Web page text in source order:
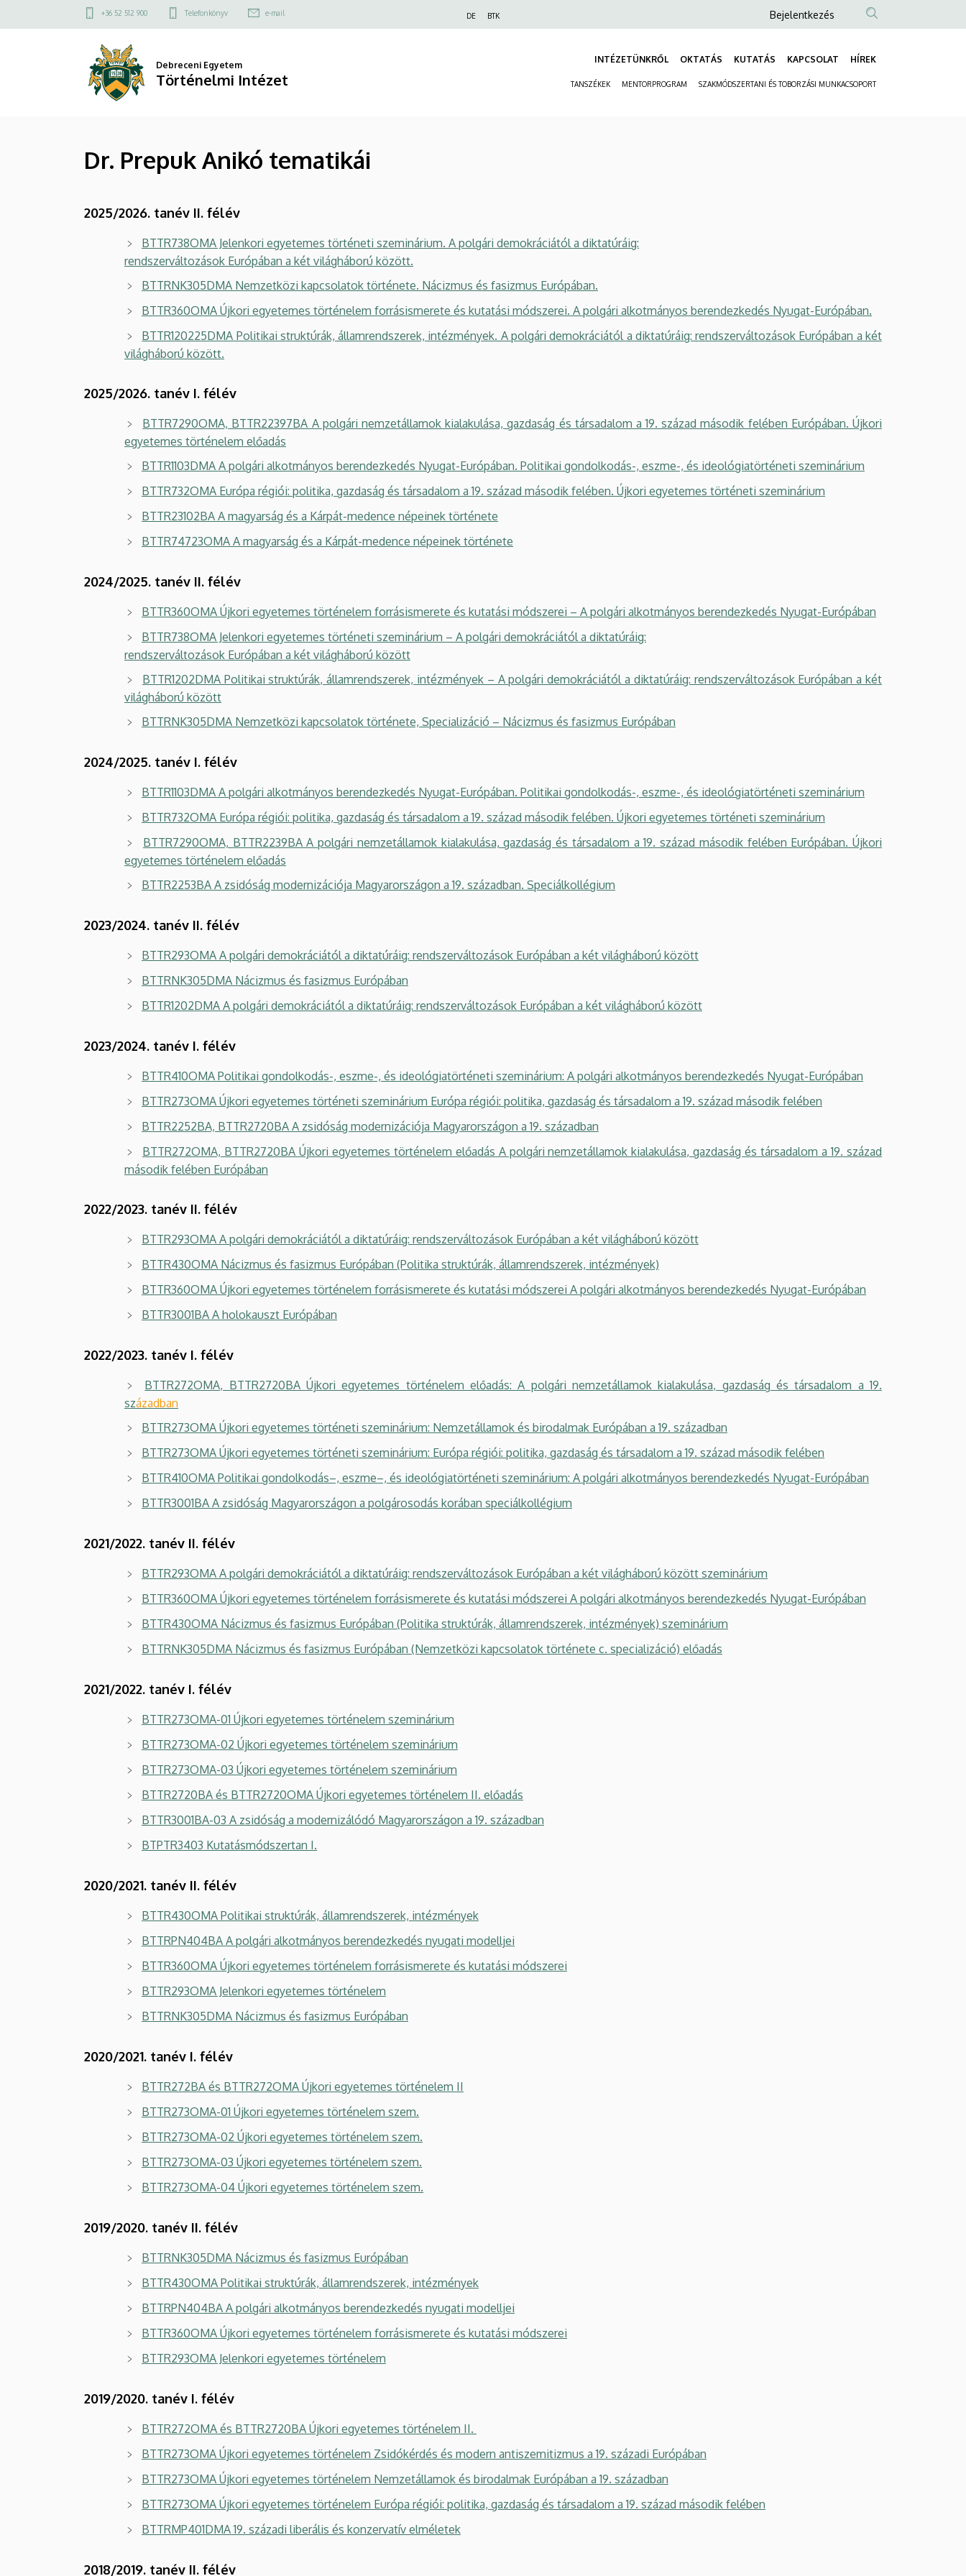
tematikái
Történelmi
a
Felső
menü
+36 52 512 900 Telefonkönyv e-mail DE BTK
Anonim
fiók
menüje
Bejelentkezés
Debreceni Egyetem
Történelmi Intézet
INTÉZETÜNKRŐL OKTATÁS KUTATÁS KAPCSOLAT HÍREK
TANSZÉKEK MENTORPROGRAM SZAKMÓDSZERTANI ÉS TOBORZÁSI MUNKACSOPORT
Dr. Prepuk Anikó tematikái
2025/2026. tanév II. félév
BTTR738OMA Jelenkori egyetemes történeti szeminárium. A polgári demokráciától a diktatúráig:
rendszerváltozások Európában a két világháború között.
BTTRNK305DMA Nemzetközi kapcsolatok története. Nácizmus és fasizmus Európában.
BTTR360OMA Újkori egyetemes történelem forrásismerete és kutatási módszerei. A polgári alkotmányos berendezkedés Nyugat-Európában.
BTTR120225DMA Politikai struktúrák, államrendszerek, intézmények. A polgári demokráciától a diktatúráig: rendszerváltozások Európában a két
világháború között.
2025/2026. tanév I. félév
BTTR7290OMA, BTTR22397BA A polgári nemzetállamok kialakulása, gazdaság és társadalom a 19. század második felében Európában. Újkori
egyetemes történelem előadás
BTTR1103DMA A polgári alkotmányos berendezkedés Nyugat-Európában. Politikai gondolkodás-, eszme-, és ideológiatörténeti szeminárium
BTTR732OMA Európa régiói: politika, gazdaság és társadalom a 19. század második felében. Újkori egyetemes történeti szeminárium
BTTR23102BA A magyarság és a Kárpát-medence népeinek története
BTTR74723OMA A magyarság és a Kárpát-medence népeinek története
2024/2025. tanév II. félév
BTTR360OMA Újkori egyetemes történelem forrásismerete és kutatási módszerei – A polgári alkotmányos berendezkedés Nyugat-Európában
BTTR738OMA Jelenkori egyetemes történeti szeminárium – A polgári demokráciától a diktatúráig:
rendszerváltozások Európában a két világháború között
BTTR1202DMA Politikai struktúrák, államrendszerek, intézmények – A polgári demokráciától a diktatúráig: rendszerváltozások Európában a két
világháború között
BTTRNK305DMA Nemzetközi kapcsolatok története, Specializáció – Nácizmus és fasizmus Európában
2024/2025. tanév I. félév
BTTR1103DMA A polgári alkotmányos berendezkedés Nyugat-Európában. Politikai gondolkodás-, eszme-, és ideológiatörténeti szeminárium
BTTR732OMA Európa régiói: politika, gazdaság és társadalom a 19. század második felében. Újkori egyetemes történeti szeminárium
BTTR7290OMA, BTTR2239BA A polgári nemzetállamok kialakulása, gazdaság és társadalom a 19. század második felében Európában. Újkori
egyetemes történelem előadás
BTTR2253BA A zsidóság modernizációja Magyarországon a 19. században. Speciálkollégium
2023/2024. tanév II. félév
BTTR293OMA A polgári demokráciától a diktatúráig: rendszerváltozások Európában a két világháború között
BTTRNK305DMA Nácizmus és fasizmus Európában
BTTR1202DMA A polgári demokráciától a diktatúráig: rendszerváltozások Európában a két világháború között
2023/2024. tanév I. félév
BTTR410OMA Politikai gondolkodás-, eszme-, és ideológiatörténeti szeminárium: A polgári alkotmányos berendezkedés Nyugat-Európában
BTTR273OMA Újkori egyetemes történeti szeminárium Európa régiói: politika, gazdaság és társadalom a 19. század második felében
BTTR2252BA, BTTR2720BA A zsidóság modernizációja Magyarországon a 19. században
BTTR272OMA, BTTR2720BA Újkori egyetemes történelem előadás A polgári nemzetállamok kialakulása, gazdaság és társadalom a 19. század
második felében Európában
2022/2023. tanév II. félév
BTTR293OMA A polgári demokráciától a diktatúráig: rendszerváltozások Európában a két világháború között
BTTR430OMA Nácizmus és fasizmus Európában (Politika struktúrák, államrendszerek, intézmények)
BTTR360OMA Újkori egyetemes történelem forrásismerete és kutatási módszerei A polgári alkotmányos berendezkedés Nyugat-Európában
BTTR3001BA A holokauszt Európában
2022/2023. tanév I. félév
BTTR272OMA, BTTR2720BA Újkori egyetemes történelem előadás: A polgári nemzetállamok kialakulása, gazdaság és társadalom a 19.
században
BTTR273OMA Újkori egyetemes történeti szeminárium: Nemzetállamok és birodalmak Európában a 19. században
BTTR273OMA Újkori egyetemes történeti szeminárium: Európa régiói: politika, gazdaság és társadalom a 19. század második felében
BTTR410OMA Politikai gondolkodás–, eszme–, és ideológiatörténeti szeminárium: A polgári alkotmányos berendezkedés Nyugat-Európában
BTTR3001BA A zsidóság Magyarországon a polgárosodás korában speciálkollégium
2021/2022. tanév II. félév
BTTR293OMA A polgári demokráciától a diktatúráig: rendszerváltozások Európában a két világháború között szeminárium
BTTR360OMA Újkori egyetemes történelem forrásismerete és kutatási módszerei A polgári alkotmányos berendezkedés Nyugat-Európában
BTTR430OMA Nácizmus és fasizmus Európában (Politika struktúrák, államrendszerek, intézmények) szeminárium
BTTRNK305DMA Nácizmus és fasizmus Európában (Nemzetközi kapcsolatok története c. specializáció) előadás
2021/2022. tanév I. félév
BTTR273OMA-01 Újkori egyetemes történelem szeminárium
BTTR273OMA-02 Újkori egyetemes történelem szeminárium
BTTR273OMA-03 Újkori egyetemes történelem szeminárium
BTTR2720BA és BTTR2720OMA Újkori egyetemes történelem II. előadás
BTTR3001BA-03 A zsidóság a modernizálódó Magyarországon a 19. században
BTPTR3403 Kutatásmódszertan I.
2020/2021. tanév II. félév
BTTR430OMA Politikai struktúrák, államrendszerek, intézmények
BTTRPN404BA A polgári alkotmányos berendezkedés nyugati modelljei
BTTR360OMA Újkori egyetemes történelem forrásismerete és kutatási módszerei
BTTR293OMA Jelenkori egyetemes történelem
BTTRNK305DMA Nácizmus és fasizmus Európában
2020/2021. tanév I. félév
BTTR272BA és BTTR272OMA Újkori egyetemes történelem II
BTTR273OMA-01 Újkori egyetemes történelem szem.
BTTR273OMA-02 Újkori egyetemes történelem szem.
BTTR273OMA-03 Újkori egyetemes történelem szem.
BTTR273OMA-04 Újkori egyetemes történelem szem.
2019/2020. tanév II. félév
BTTRNK305DMA Nácizmus és fasizmus Európában
BTTR430OMA Politikai struktúrák, államrendszerek, intézmények
BTTRPN404BA A polgári alkotmányos berendezkedés nyugati modelljei
BTTR360OMA Újkori egyetemes történelem forrásismerete és kutatási módszerei
BTTR293OMA Jelenkori egyetemes történelem
2019/2020. tanév I. félév
BTTR272OMA és BTTR2720BA Újkori egyetemes történelem II.
BTTR273OMA Újkori egyetemes történelem Zsidókérdés és modern antiszemitizmus a 19. századi Európában
BTTR273OMA Újkori egyetemes történelem Nemzetállamok és birodalmak Európában a 19. században
BTTR273OMA Újkori egyetemes történelem Európa régiói: politika, gazdaság és társadalom a 19. század második felében
BTTRMP401DMA 19. századi liberális és konzervatív elméletek
2018/2019. tanév II. félév